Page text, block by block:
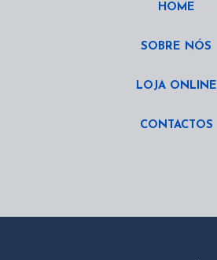
HOME
SOBRE NÓS
LOJA ONLINE
CONTACTOS